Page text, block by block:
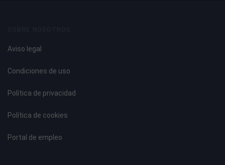
Aviso legal
Condiciones de uso
Política de privacidad
Política de cookies
Portal de empleo